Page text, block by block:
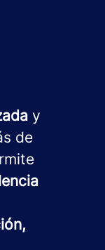
y
de